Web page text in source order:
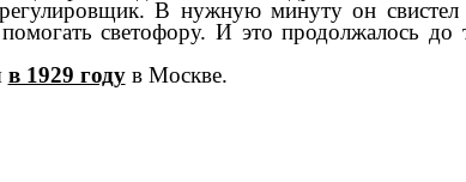
В нужную минуту он свистел
светофору. И это продолжалось до
в 1929 годув Москве.